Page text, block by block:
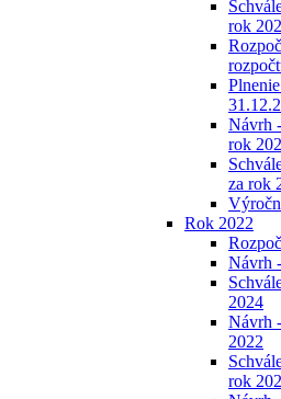
rok
Návrh
rok
za rok
Rok 2022
Návrh
2024
Návrh
2022
rok